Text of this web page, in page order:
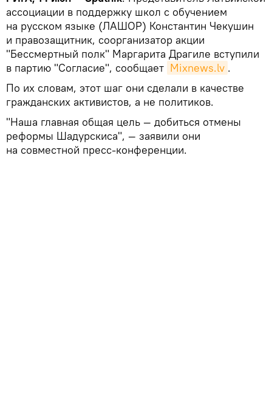
ассоциации в поддержку школ с обучением
на русском языке (ЛАШОР) Константин Чекушин
и правозащитник, соорганизатор акции
"Бессмертный полк" Маргарита Драгиле вступили
в партию "Согласие", сообщает Mixnews.lv .
По их словам, этот шаг они сделали в качестве
гражданских активистов, а не политиков.
"Наша главная общая цель — добиться отмены
реформы Шадурскиса", — заявили они
на совместной пресс-конференции.